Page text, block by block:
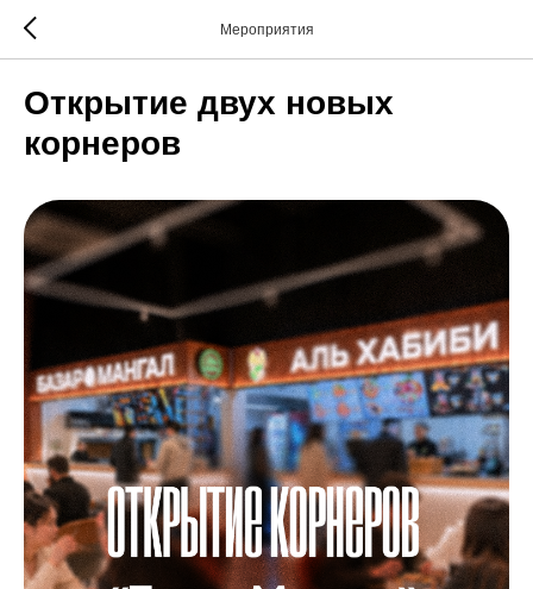
Мероприятия
Открытие двух новых
корнеров